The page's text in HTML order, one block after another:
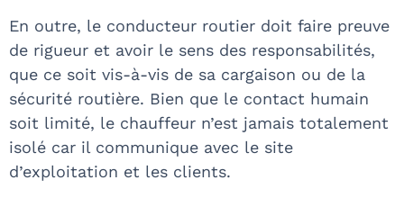
En outre, le conducteur routier doit faire preuve
de rigueur et avoir le sens des responsabilités,
que ce soit vis-à-vis de sa cargaison ou de la
sécurité routière. Bien que le contact humain
soit limité, le chauffeur n’est jamais totalement
isolé car il communique avec le site
d’exploitation et les clients.